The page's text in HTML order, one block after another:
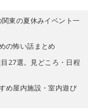
東の夏休みイベント一
の怖い話まとめ
27選。見どころ・日程
め屋内施設・室内遊び